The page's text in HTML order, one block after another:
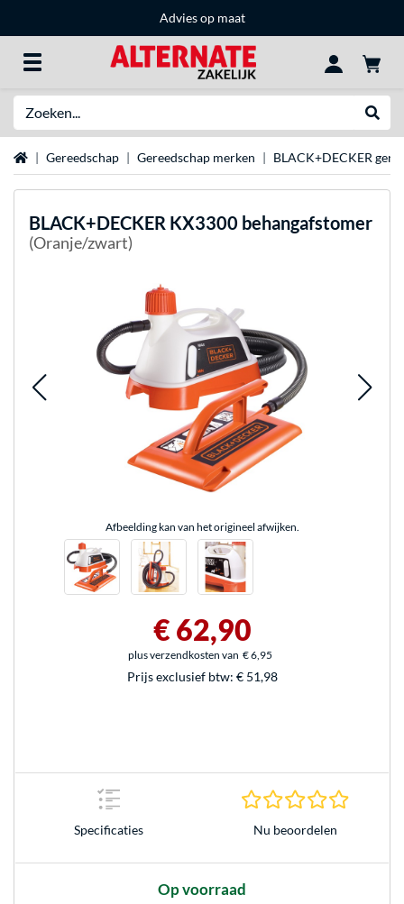
Advies op maat
HomeGereedschap Gereedschap merken BLACK+DECKER
BLACK+DECKER KX3300 behangafstomer
(Oranje/zwart)
Afbeelding kan van het origineel afwijken.
€ 62,90
plus verzendkosten van € 6,95
Prijs exclusief btw: € 51,98
Specificaties Nu beoordelen
Op voorraad